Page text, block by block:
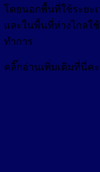
โดยนอกพื้นที่ใช้ระยะ
และในพื้นที่ห่างไกลใ
ทำการ
คลิ๊กอ่านเพิ่มเติมที่นี่ค